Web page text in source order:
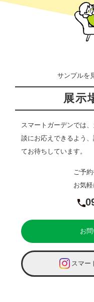
サンプルを
展示
スマートガーデンでは
談にお応えできるよう
てお待ちしています。
ご予
お気軽
お
スマー